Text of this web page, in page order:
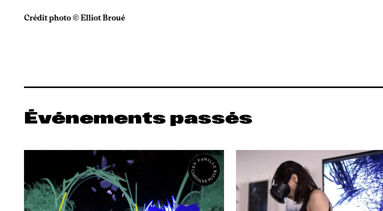
Crédit photo © Elliot Broué
Événements passés
EN FAMILLE
CAPITAINE FUTUR